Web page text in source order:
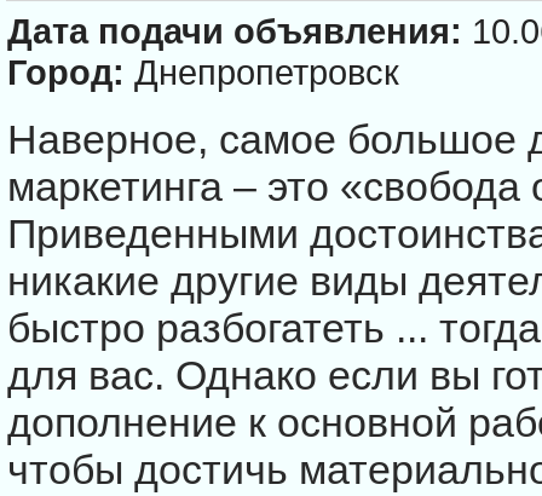
Дата подачи объявления:
Город: Днепропетровск
Наверное, самое большое
маркетинга – это «свобода
Приведенными
никакие другие виды
быстро разбогатеть ...
для вас. Однако если вы
дополнение к основной
чтобы достичь